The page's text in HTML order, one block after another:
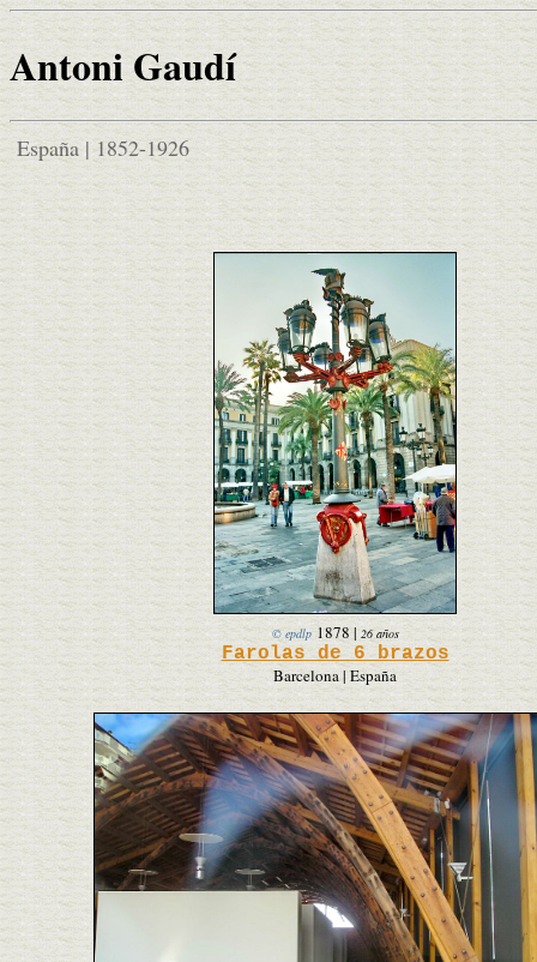
Antoni Gaudí
España | 1852-1926
© epdlp 1878 | 26 años
Farolas de 6 brazos
Barcelona | España